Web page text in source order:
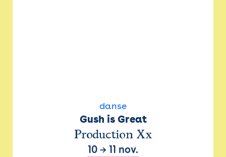
danse
Gush is Great
Production Xx
10 → 11 nov.